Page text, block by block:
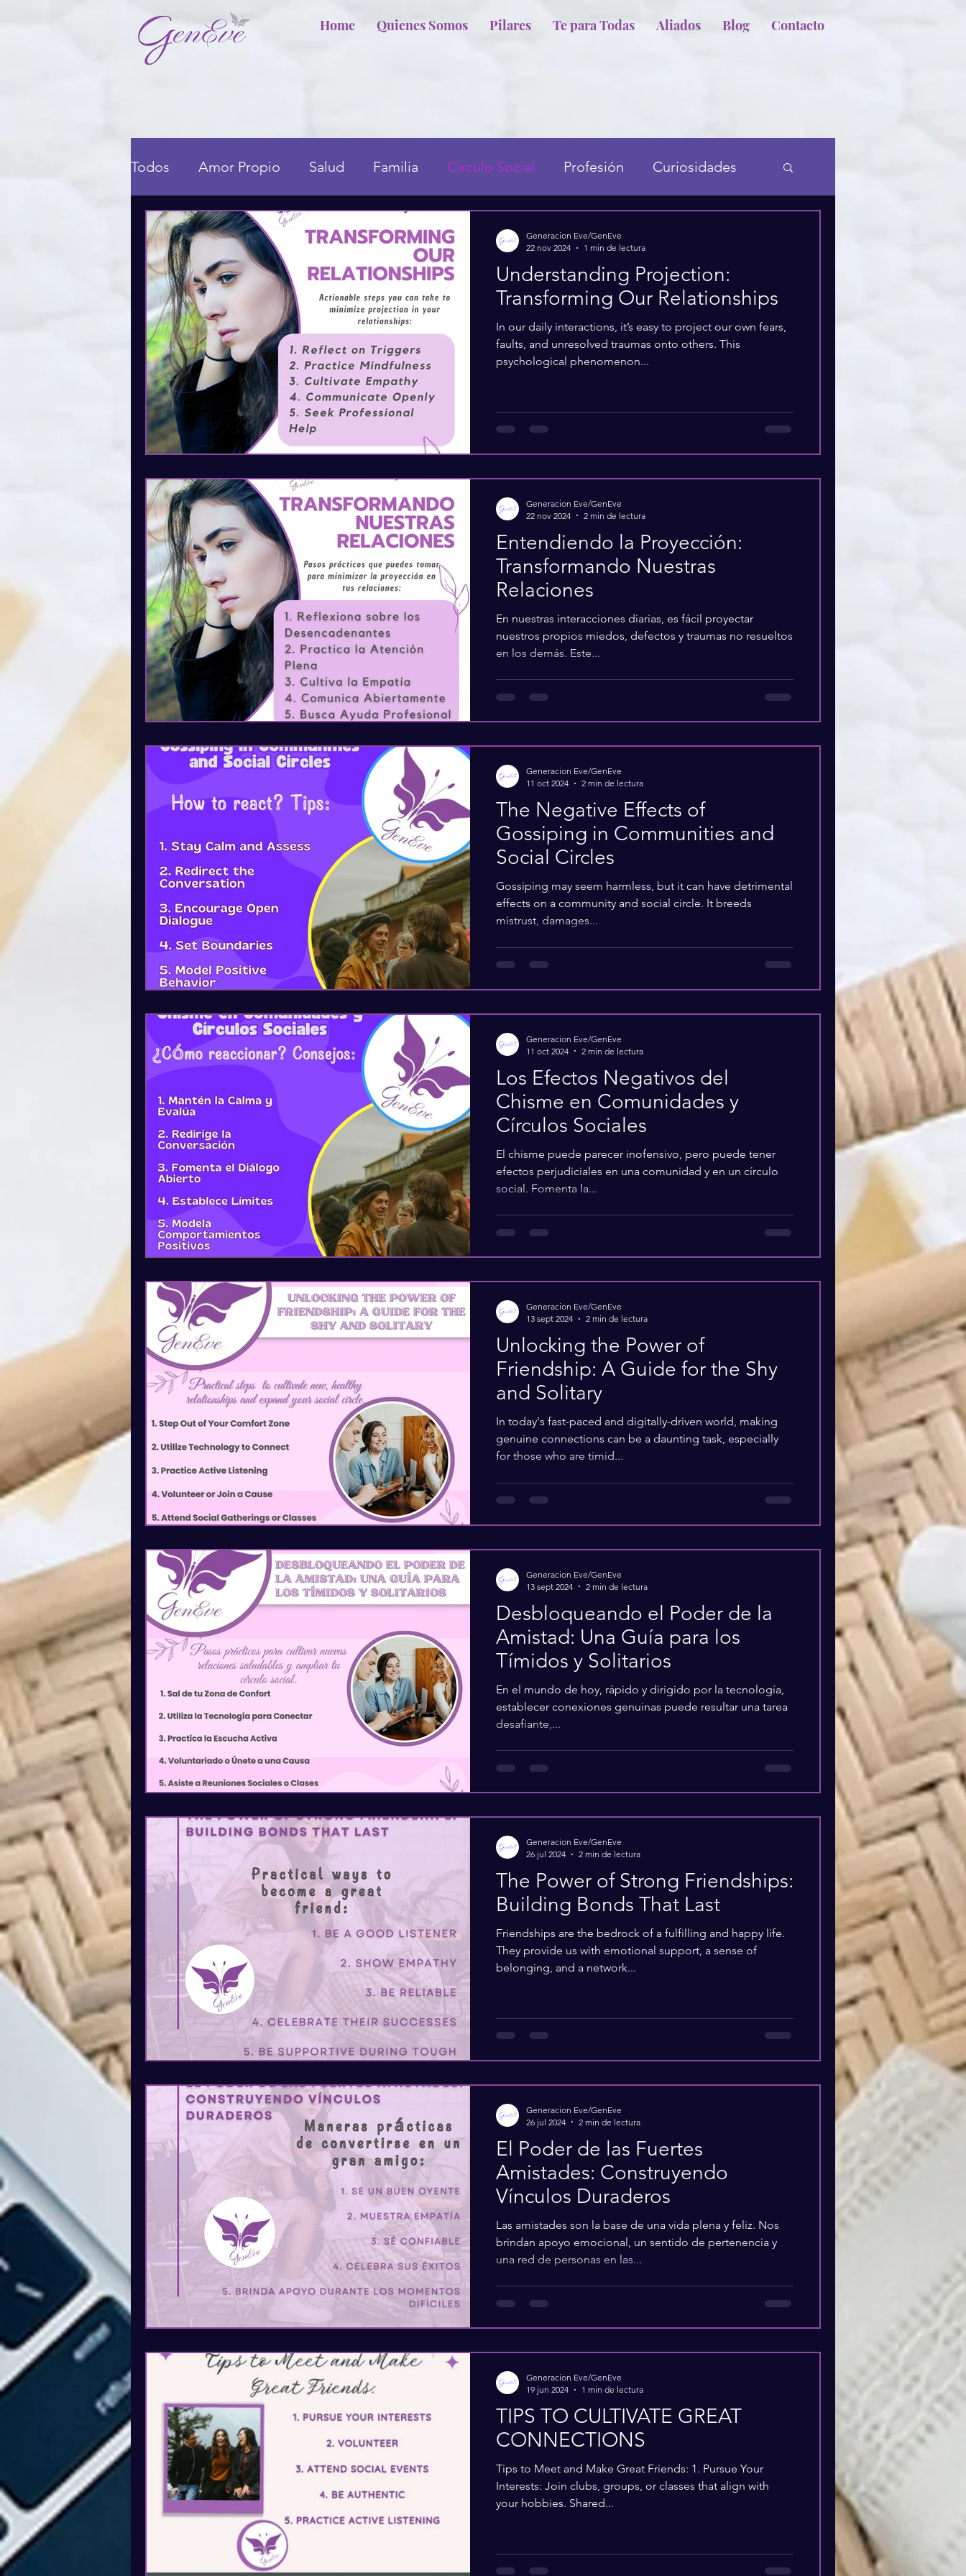
Home Quienes Somos Pilares Te para Todas Aliados Blog Contacto
Todos Amor Propio Salud Familia Círculo Social Profesión Curiosidades
Understanding Projection:
Transforming Our Relationships
In our daily interactions, it’s easy to project our own fears,
faults, and unresolved traumas onto others. This
psychological phenomenon...
Generacion Eve/GenEve
22 nov 2024
1 min de lectura
Entendiendo la Proyección:
Transformando Nuestras
Relaciones
En nuestras interacciones diarias, es fácil proyectar
nuestros propios miedos, defectos y traumas no resueltos
en los demás. Este...
Generacion Eve/GenEve
22 nov 2024
2 min de lectura
The Negative Effects of
Gossiping in Communities and
Social Circles
Gossiping may seem harmless, but it can have detrimental
effects on a community and social circle. It breeds
mistrust, damages...
Generacion Eve/GenEve
11 oct 2024
2 min de lectura
Los Efectos Negativos del
Chisme en Comunidades y
Círculos Sociales
El chisme puede parecer inofensivo, pero puede tener
efectos perjudiciales en una comunidad y en un círculo
social. Fomenta la...
Generacion Eve/GenEve
11 oct 2024
2 min de lectura
Unlocking the Power of
Friendship: A Guide for the Shy
and Solitary
In today's fast-paced and digitally-driven world, making
genuine connections can be a daunting task, especially
for those who are timid...
Generacion Eve/GenEve
13 sept 2024
2 min de lectura
Desbloqueando el Poder de la
Amistad: Una Guía para los
Tímidos y Solitarios
En el mundo de hoy, rápido y dirigido por la tecnología,
establecer conexiones genuinas puede resultar una tarea
desafiante,...
Generacion Eve/GenEve
13 sept 2024
2 min de lectura
The Power of Strong Friendships:
Building Bonds That Last
Friendships are the bedrock of a fulfilling and happy life.
They provide us with emotional support, a sense of
belonging, and a network...
Generacion Eve/GenEve
26 jul 2024
2 min de lectura
El Poder de las Fuertes
Amistades: Construyendo
Vínculos Duraderos
Las amistades son la base de una vida plena y feliz. Nos
brindan apoyo emocional, un sentido de pertenencia y
una red de personas en las...
Generacion Eve/GenEve
26 jul 2024
2 min de lectura
TIPS TO CULTIVATE GREAT
CONNECTIONS
Tips to Meet and Make Great Friends: 1. Pursue Your
Interests: Join clubs, groups, or classes that align with
your hobbies. Shared...
Generacion Eve/GenEve
19 jun 2024
1 min de lectura